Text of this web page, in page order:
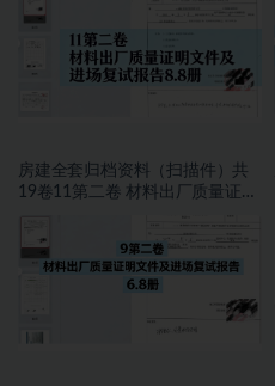
房建全套归档资料（扫描件）共
19卷11第二卷 材料出厂质量证明